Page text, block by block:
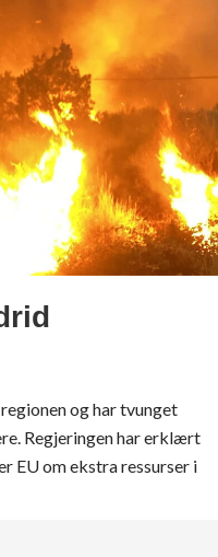
og har tvunget
Regjeringen har erklært
EU om ekstra ressurser i